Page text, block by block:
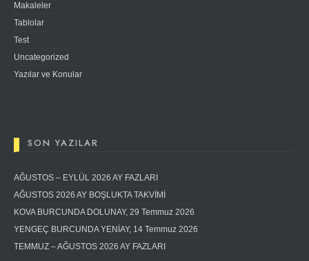
Makaleler
Tablolar
Test
Uncategorized
Yazılar ve Konular
SON YAZILAR
AĞUSTOS – EYLÜL 2026 AY FAZLARI
AĞUSTOS 2026 AY BOŞLUKTA TAKVİMİ
KOVA BURCUNDA DOLUNAY, 29 Temmuz 2026
YENGEÇ BURCUNDA YENİAY, 14 Temmuz 2026
TEMMUZ – AĞUSTOS 2026 AY FAZLARI